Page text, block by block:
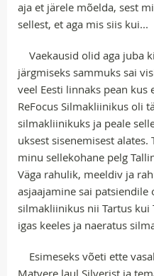
aja et järele mõelda, sest
sellest, et aga mis siis kui...
Vaekausid olid aga juba
järgmiseks sammuks sai
veel Eesti linnaks pean kus
ReFocus Silmakliinikus oli
silmakliinikuks ja peale
uksest sisenemisest
minu sellekohane pelg
Väga rahulik, meeldiv ja
asjaajamine sai patsiendile
silmakliinikus nii Tartus kui
igas keeles ja naeratus
Esimeseks võeti ette